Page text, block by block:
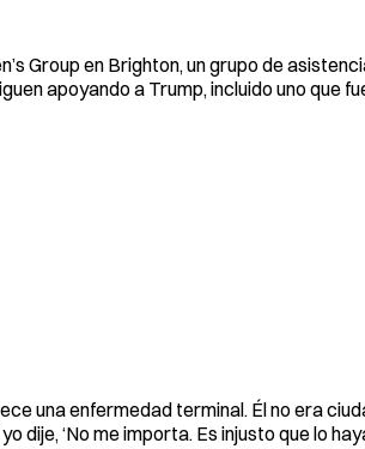
Group en Brighton, un grupo de
apoyando a Trump, incluido uno que
una enfermedad terminal. Él no era
dije, ‘No me importa. Es injusto que lo